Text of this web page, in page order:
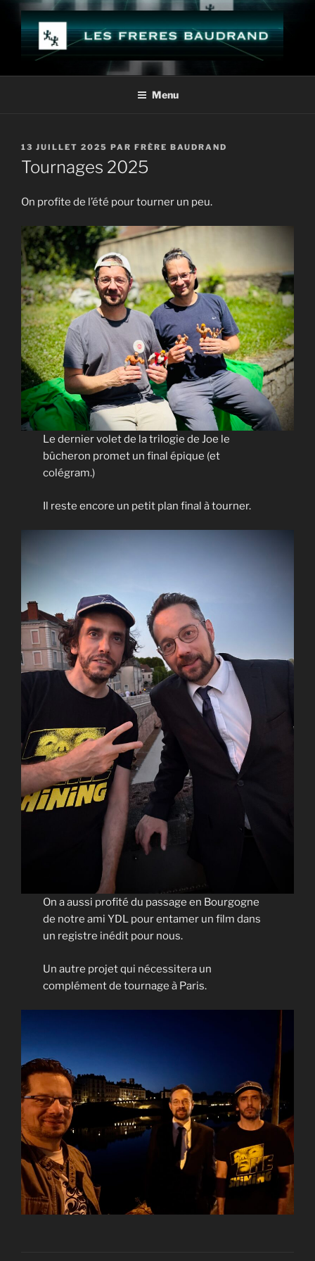
Aller
contenu
principal
LES FRÈRES BAUDRAND
Menu
PUBLIÉ
LE
13 JUILLET 2025 PAR FRÈRE BAUDRAND
Tournages 2025
On profite de l’été pour tourner un peu.
Le dernier volet de la trilogie de Joe le
bûcheron promet un final épique (et
colégram.)
Il reste encore un petit plan final à tourner.
On a aussi profité du passage en Bourgogne
de notre ami YDL pour entamer un film dans
un registre inédit pour nous.
Un autre projet qui nécessitera un
complément de tournage à Paris.